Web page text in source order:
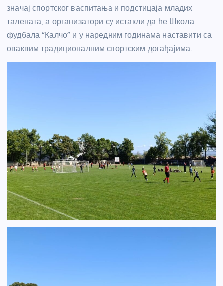
значај спортског васпитања и подстицаја младих
талената, а организатори су истакли да ће Школа
фудбала “Калчо” и у наредним годинама наставити са
оваквим традиционалним спортским догађајима.